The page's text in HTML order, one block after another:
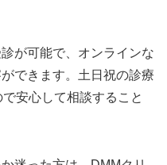
が可能で、オンラインな
できます。土日祝の診療
安心して相談すること